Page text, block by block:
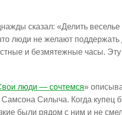
сказал: «Делить веселье
люди не желают поддержать
и безмятежные часы. Эту
люди — сочтемся»
Силыча. Когда купец
были рядом с ним и не